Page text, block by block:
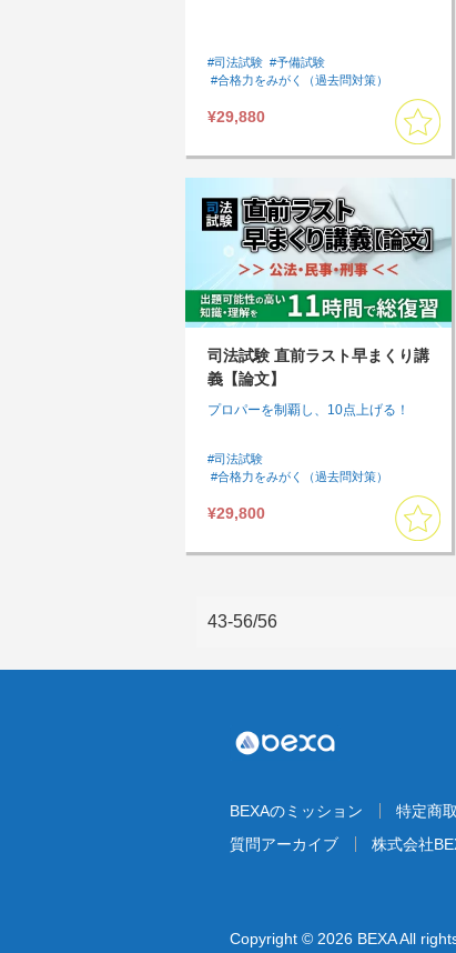
#司法試験 #予備試験
#合格力をみがく（過去問対策）
#インプットしたい
#憲法
¥29,880
司法試験 直前ラスト早まくり講
義【論文】
プロパーを制覇し、10点上げる！
#司法試験
#合格力をみがく（過去問対策）
#予想問題
#アウトプットしたい
¥29,800
43-56/56
BEXAのミッション 特定商
質問アーカイブ
株式会社
Copyright © 2026 BEXA All